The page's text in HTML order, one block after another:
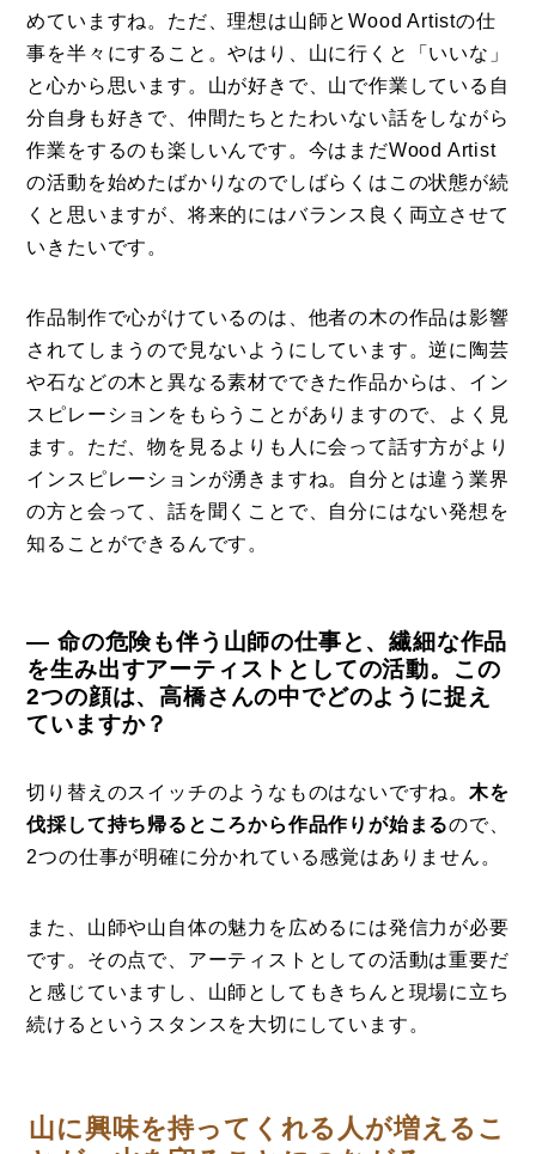
めていますね。ただ、理想は山師とWood Artistの仕
事を半々にすること。やはり、山に行くと「いいな」
と心から思います。山が好きで、山で作業している自
分自身も好きで、仲間たちとたわいない話をしながら
作業をするのも楽しいんです。今はまだWood Artist
の活動を始めたばかりなのでしばらくはこの状態が続
くと思いますが、将来的にはバランス良く両立させて
いきたいです。
作品制作で心がけているのは、他者の木の作品は影響
されてしまうので見ないようにしています。逆に陶芸
や石などの木と異なる素材でできた作品からは、イン
スピレーションをもらうことがありますので、よく見
ます。ただ、物を見るよりも人に会って話す方がより
インスピレーションが湧きますね。自分とは違う業界
の方と会って、話を聞くことで、自分にはない発想を
知ることができるんです。
― 命の危険も伴う山師の仕事と、繊細な作品
を生み出すアーティストとしての活動。この
2つの顔は、高橋さんの中でどのように捉え
ていますか？
切り替えのスイッチのようなものはないですね。 木を
伐採して持ち帰るところから作品作りが始まるので、
2つの仕事が明確に分かれている感覚はありません。
また、山師や山自体の魅力を広めるには発信力が必要
です。その点で、アーティストとしての活動は重要だ
と感じていますし、山師としてもきちんと現場に立ち
続けるというスタンスを大切にしています。
山に興味を持ってくれる人が増えるこ